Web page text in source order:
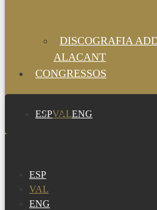
DISCOGRAFIA
ALACANT
CONGRESSOS
ESPVALENG
ESP
VAL
ENG